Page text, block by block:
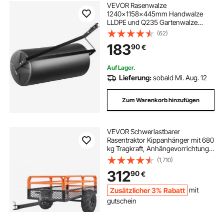
VEVOR Rasenwalze
1240x1158x445mm Handwalze
LLDPE und Q235 Gartenwalze
181kg Ackerwalze mit 2
Wassereinlässen Rasenroller Walze
mit gängigen ATV-/Traktormodellen
kompatibel Ideal für Gärten
Bauernhöfe
(62)
18390€
Auf Lager.
Lieferung:sobald Mi. Aug. 12
Zum Warenkorb hinzufügen
VEVOR Schwerlastbarer
Rasentraktor Kippanhänger mit 680
kg Tragkraft, Anhängevorrichtung
mit Kippbarer Ladefläche,
Anhänger mit abklappbaren
Seitenwänden, Oranger ATV UTV
Kippanhänger Anhänger
(1,710)
31290€
Zusätzlicher 3% Rabatt mit
gutschein